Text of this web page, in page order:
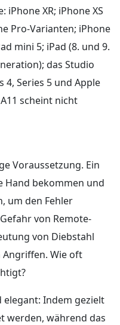
XR; iPhone XS
Pro-Varianten; iPhone
mini 5; iPad (8. und 9.
das Studio
4, Series 5 und Apple
scheint nicht
Voraussetzung. Ein
Hand bekommen und
um den Fehler
von Remote-
von Diebstahl
Wie oft
Indem gezielt
werden, während das